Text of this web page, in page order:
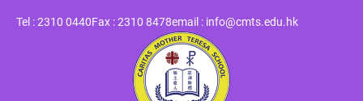
Tel : 2310 0440Fax : 2310 8478email : info@cmts.edu.hk